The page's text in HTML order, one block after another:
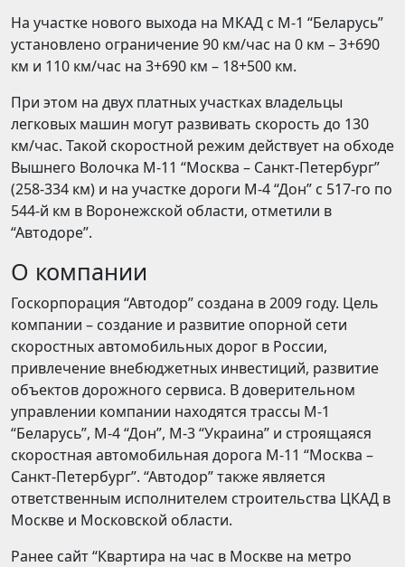
На участке нового выхода на МКАД с М-1 “Беларусь”
установлено ограничение 90 км/час на 0 км – 3+690
км и 110 км/час на 3+690 км – 18+500 км.
При этом на двух платных участках владельцы
легковых машин могут развивать скорость до 130
км/час. Такой скоростной режим действует на обходе
Вышнего Волочка М-11 “Москва – Санкт-Петербург”
(258-334 км) и на участке дороги М-4 “Дон” с 517-го по
544-й км в Воронежской области, отметили в
“Автодоре”.
О компании
Госкорпорация “Автодор” создана в 2009 году. Цель
компании – создание и развитие опорной сети
скоростных автомобильных дорог в России,
привлечение внебюджетных инвестиций, развитие
объектов дорожного сервиса. В доверительном
управлении компании находятся трассы М-1
“Беларусь”, М-4 “Дон”, М-3 “Украина” и строящаяся
скоростная автомобильная дорога М-11 “Москва –
Санкт-Петербург”. “Автодор” также является
ответственным исполнителем строительства ЦКАД в
Москве и Московской области.
Ранее сайт “Квартира на час в Москве на метро